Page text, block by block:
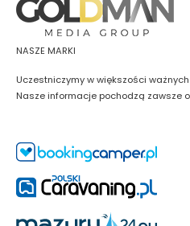
NASZE MARKI
Uczestniczymy w większości
Nasze informacje pochodzą zawsze